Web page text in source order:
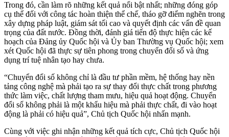
Trong đó, cần làm rõ những kết quả nổi bật nhất; những đóng góp
cụ thể đối với công tác hoàn thiện thể chế, tháo gỡ điểm nghẽn trong
xây dựng pháp luật, giám sát tối cao và quyết định các vấn đề quan
trọng của đất nước. Đồng thời, đánh giá tiến độ thực hiện các kế
hoạch của Đảng ủy Quốc hội và Ủy ban Thường vụ Quốc hội; xem
xét Quốc hội đã thực sự tiên phong trong chuyển đổi số và ứng
dụng trí tuệ nhân tạo hay chưa.
“Chuyển đổi số không chỉ là đầu tư phần mềm, hệ thống hay nền
tảng công nghệ mà phải tạo ra sự thay đổi thực chất trong phương
thức làm việc, chất lượng tham mưu, hiệu quả hoạt động. Chuyển
đổi số không phải là một khẩu hiệu mà phải thực chất, đi vào hoạt
động là phải có hiệu quả”, Chủ tịch Quốc hội nhấn mạnh.
Cùng với việc ghi nhận những kết quả tích cực, Chủ tịch Quốc hội